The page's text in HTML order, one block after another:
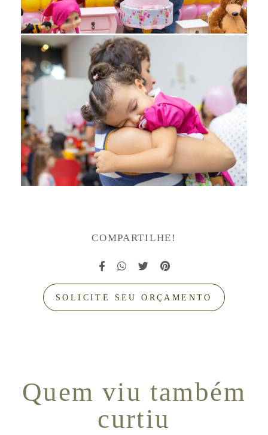
COMPARTILHE!
SOLICITE SEU ORÇAMENTO
Quem viu também
curtiu